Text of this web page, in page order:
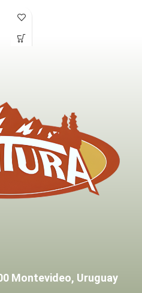
Montevideo, Uruguay